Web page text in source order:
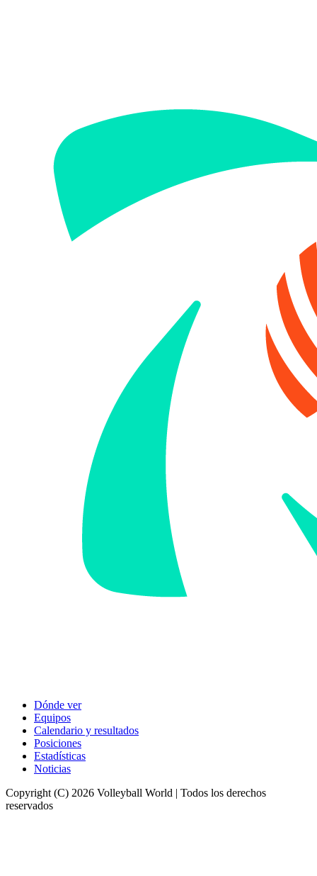
Dónde ver
Equipos
Calendario y resultados
Posiciones
Estadísticas
Noticias
Copyright (C) 2026 Volleyball World | Todos los derechos
reservados